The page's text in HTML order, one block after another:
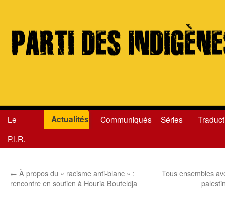
Aller
au
Le
P.I.R.
Actualités Communiqués Séries
← À propos du « racisme anti-blanc » :
rencontre en soutien à Houria Bouteldja
Tous ensembles